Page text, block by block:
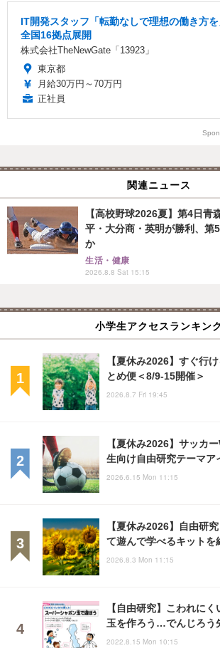
IT開発スタッフ「転勤なしで理想の働き方
全国16拠点展開
株式会社TheNewGate「13923」
東京都
月給30万円～70万円
正社員
関連ニュース
【高校野球2026夏】第4日青
平・大分商・英明が勝利、第
か
生活・健康
2026.8.8 Sat 15:15
小学生アクセスランキン
【夏休み2026】すぐ行
とめ便＜8/9-15開催＞
2026.8.7 Fri 19:45
【夏休み2026】サッカ
生向け自由研究テーマア
2026.6.15 Mon 11:15
【夏休み2026】自由研
て遊んで学べるキットを
2026.8.3 Mon 11:15
【自由研究】こわれに
玉を作ろう…でんじろう
2022.8.15 Mon 10:15